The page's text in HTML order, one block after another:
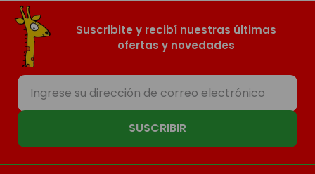
Suscribite y recibí nuestras últimas
ofertas y novedades
SUSCRIBIR